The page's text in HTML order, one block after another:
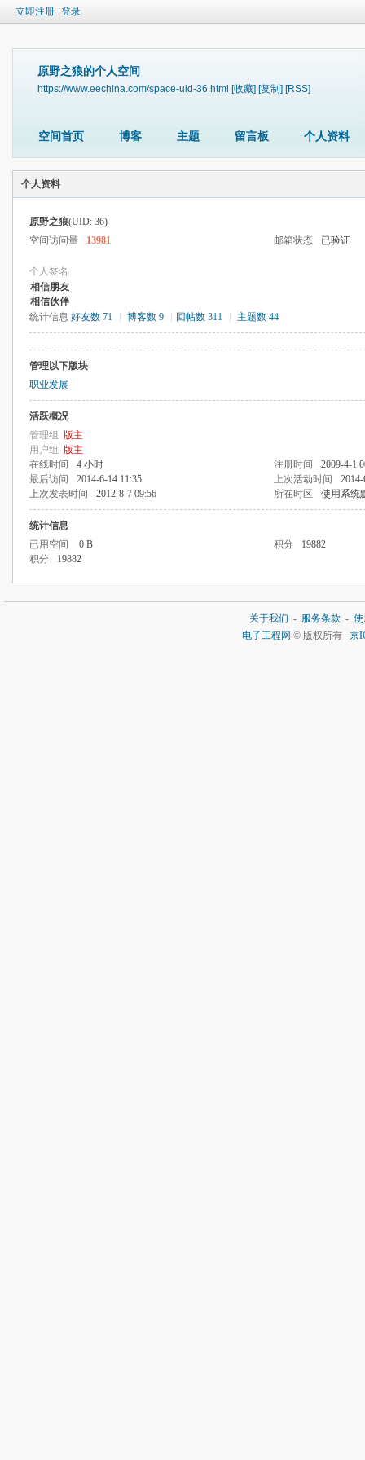
立即注册 登录
原野之狼的个人空间
https://www.eechina.com/space-uid-36.html [收藏] [复制] [RSS]
空间首页 博客 主题 留言板 个人资料
个人资料
原野之狼(UID: 36)
空间访问量
13981 邮箱状态 已验证
个人签名
相信朋友
相信伙伴
统计信息 好友数 71 博客数 9 回帖数 311 主题数 44
管理以下版块
职业发展
活跃概况
管理组 版主
用户组 版主
在线时间
4 小时 注册时间
2009-4-1
最后访问
2014-6-14 11:35 上次活动时间
上次发表时间
2012-8-7 09:56 所在时区 使用系统
统计信息
已用空间
0 B 积分
19882
积分
19882
关于我们 - 服务条款 -
电子工程网 © 版权所有 京